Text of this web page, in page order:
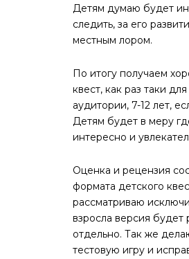
Детям думаю будет
следить, за его
местным лором.
По итогу получаем
квест, как раз таки
аудитории, 7-12 лет,
Детям будет в меру
интересно и
Оценка и рецензия
формата детского
рассматриваю
взросла версия будет
отдельно. Так же
тестовую игру и